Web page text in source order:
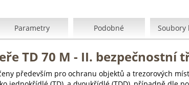
Parametry Podobné Soubory
TD 70 M - II. bezpečnostní
především pro ochranu objektů a trezorových